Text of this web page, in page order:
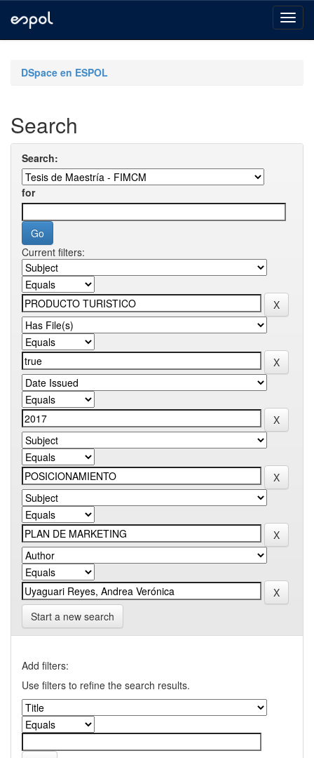
navigationDSpace en ESPOL
Search
Search:
for
Current filters:
Start a new search
Add filters:
Use filters to refine the search results.